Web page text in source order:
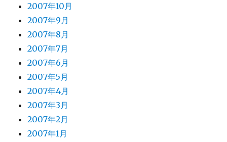
2007年10月
2007年9月
2007年8月
2007年7月
2007年6月
2007年5月
2007年4月
2007年3月
2007年2月
2007年1月